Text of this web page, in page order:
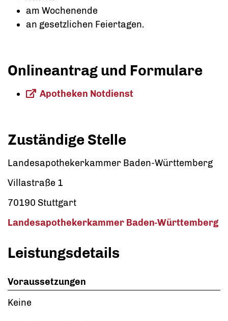
am Wochenende
an gesetzlichen Feiertagen.
Onlineantrag und Formulare
Apotheken Notdienst
Zuständige Stelle
Landesapothekerkammer Baden-Württemberg
Villastraße 1
70190 Stuttgart
Landesapothekerkammer Baden-Württemberg
Leistungsdetails
Voraussetzungen
Keine